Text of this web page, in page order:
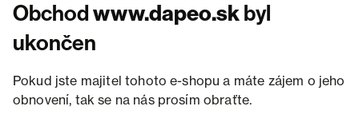
Obchodwww.dapeo.skbyl
ukončen
Pokud jste majitel tohoto e-shopu a máte zájem o jeho
obnovení, tak se na nás prosím obraťte.